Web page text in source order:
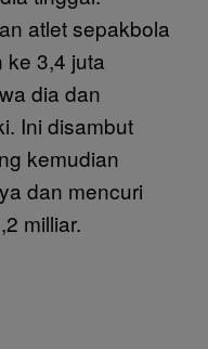
atlet sepakbola
ke 3,4 juta
dia dan
Ini disambut
kemudian
dan mencuri
milliar.